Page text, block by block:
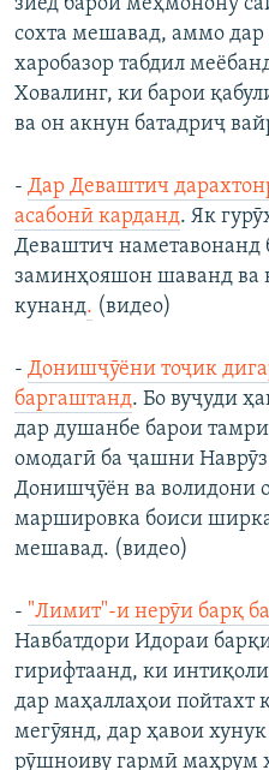
зиёд барои меҳмонону
сохта мешавад, аммо дар
харобазор табдил
Ховалинг, ки барои
ва он акнун батадриҷ
- Дар Деваштич
асабонӣ карданд. Як
Деваштич наметавонанд
заминҳояшон шаванд ва
кунанд. (видео)
- Донишҷӯёни тоҷик
баргаштанд. Бо вуҷуди
дар душанбе барои
омодагӣ ба ҷашни
Донишҷӯён ва волидони
маршировка боиси
мешавад. (видео)
- "Лимит"-и нерӯи барқ
Навбатдори Идораи
гирифтаанд, ки
дар маҳаллаҳои пойтахт
мегӯянд, дар ҳавои хунук
рӯшноиву гармӣ маҳрум